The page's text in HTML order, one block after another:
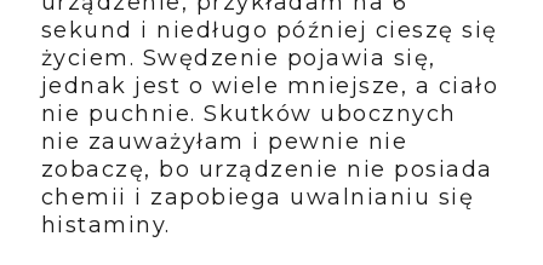
sekund i niedługo później cieszę się
życiem. Swędzenie pojawia się,
jednak jest o wiele mniejsze, a ciało
nie puchnie. Skutków ubocznych
nie zauważyłam i pewnie nie
zobaczę, bo urządzenie nie posiada
chemii i zapobiega uwalnianiu się
histaminy.